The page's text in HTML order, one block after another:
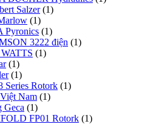
Salzer (1)
(1)
Pyronics (1)
3222 điện (1)
(1)
(1)
(1)
Series Rotork (1)
Nam (1)
Geca (1)
FP01 Rotork (1)